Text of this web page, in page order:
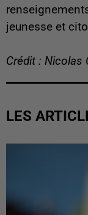
jeunesse et
Crédit : Nicolas
LES